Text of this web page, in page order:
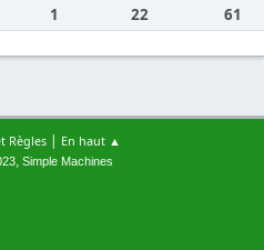
1 22 61
Règles| En haut ▲
, Simple Machines